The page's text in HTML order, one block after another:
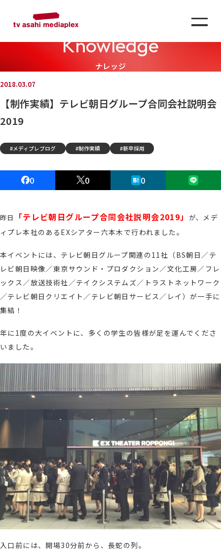
Knowledge
ナレッジ
2018.03.07
【制作実績】テレビ朝日グループ合同会社説明会
2019
メディプレブログ 制作実績 新卒採用
0 0 0
昨日 「テレビ朝日グループ合同会社説明会2019」 が、
メデ
ィプレ本社のあるEXシアター六本木で行われました。
本イベントには、テレビ朝日グループ関連の11社（BS朝日／テ
レビ朝日映像／東京サウンド・プロダクション ／文化工房／ フレ
ックス ／放送技術社 ／テイクシステムズ／ トラストネットワーク
／テレビ朝日クリエイト ／テレビ朝日サービス ／ レイ）が一手に
集結！
年に1 度の大イベントに、多くの学生の皆様が足を運んでくださ
いました。
入口前には、開場30分前から、長蛇の列。